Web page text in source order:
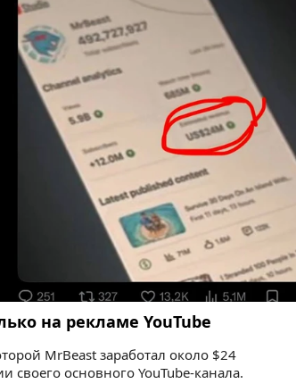
на рекламе YouTube
MrBeast заработал около $24
основного YouTube-канала.